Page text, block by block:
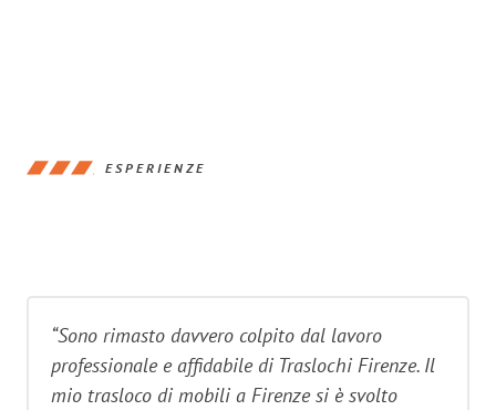
ESPERIENZE
“Sono rimasto davvero colpito dal lavoro
professionale e affidabile di Traslochi Firenze. Il
mio trasloco di mobili a Firenze si è svolto